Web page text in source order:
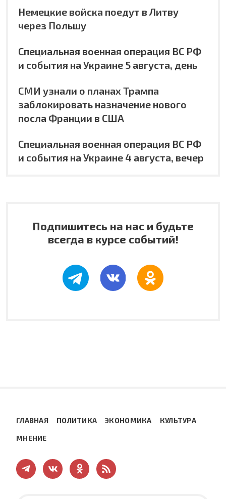
Немецкие войска поедут в Литву
через Польшу
Специальная военная операция ВС РФ
и события на Украине 5 августа, день
СМИ узнали о планах Трампа
заблокировать назначение нового
посла Франции в США
Специальная военная операция ВС РФ
и события на Украине 4 августа, вечер
Подпишитесь на нас и будьте
всегда в курсе событий!
ГЛАВНАЯ ПОЛИТИКА ЭКОНОМИКА КУЛЬТУРА
МНЕНИЕ